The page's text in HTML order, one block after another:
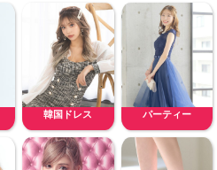
韓国ドレス パーティー